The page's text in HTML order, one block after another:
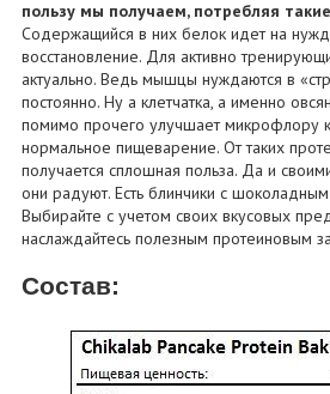
пользу мы получаем, потребляя
Содержащийся в них белок идет на
восстановление. Для активно
актуально. Ведь мышцы нуждаются в
постоянно. Ну а клетчатка, а именно
помимо прочего улучшает микрофлору
нормальное пищеварение. От таких
получается сплошная польза. Да и
они радуют. Есть блинчики с
Выбирайте с учетом своих вкусовых
наслаждайтесь полезным протеиновым
Состав: